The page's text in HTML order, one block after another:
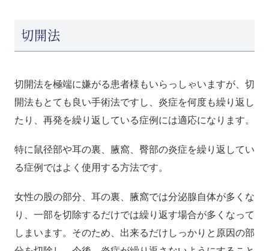
切開法
切開法を極端に嫌がる患者様もいらっしゃいますが、切
開法もとても良い手術法ですし、炎症を何度も繰り返し
たり、再発を繰り返している症例には適応になります。
特に鼠径部や耳の裏、腋窩、臀部の炎症を繰り返してい
る症例ではよく使用する方法です。
女性の股の部分、耳の裏、腋窩では分泌腺自体が多くな
り、一部を切除するだけでは繰り返す場合が多くなって
しまいます。そのため、出来るだけしっかりと原因の部